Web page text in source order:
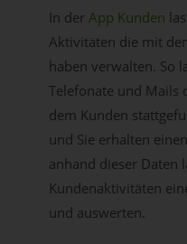
In der App Kunden
Aktivitäten die mit
haben verwalten. So
Telefonate und
dem Kunden
und Sie erhalten
anhand dieser Daten
Kundenaktivitäten
und auswerten.